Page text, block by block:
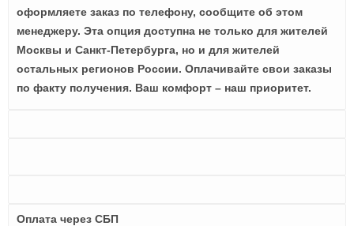
оформляете заказ по телефону, сообщите об этом
менеджеру. Эта опция доступна не только для жителей
Москвы и Санкт-Петербурга, но и для жителей
остальных регионов России. Оплачивайте свои заказы
по факту получения. Ваш комфорт – наш приоритет.
Оплата через СБП